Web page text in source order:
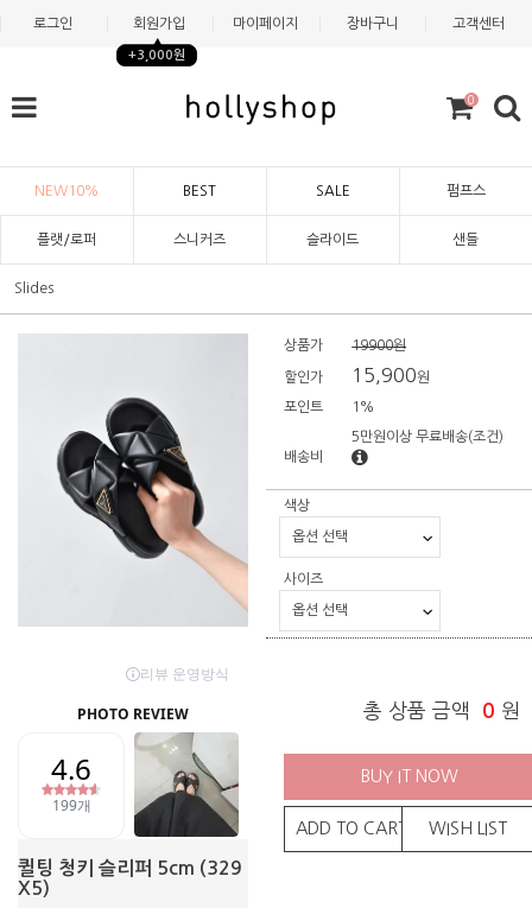
로그인 회원가입
+3,000원
마이페이지 장바구니 고객센터
0
NEW10% BEST SALE 펌프스
플랫/로퍼 스니커즈 슬라이드 샌들
Slides
퀼팅 청키 슬리퍼 5cm (329
X5)
상품가 19900원
할인가 15,900원
포인트 1%
배송비
5만원이상 무료배송(조건)
색상
사이즈
총 상품 금액 0 원
BUY IT NOW
ADD TO CART WISH LIST